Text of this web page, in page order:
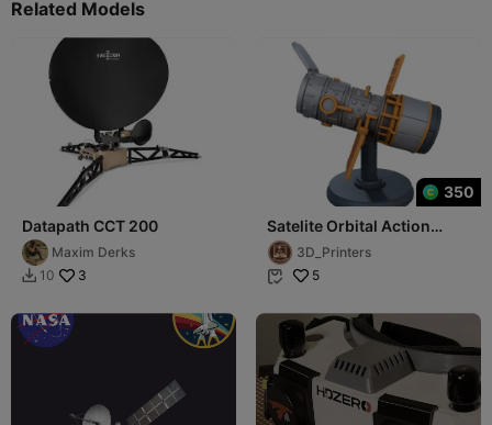
Related Models
Datapath CCT 200
Maxim Derks
 10 3
350
Satelite Orbital Action
Figure Modelo
Aeroespacial
3D_Printers
 5